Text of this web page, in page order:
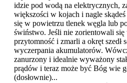
idzie pod wodą na elektrycznych,
większości w kojach i nagle skądeś
się w powietrzu tlenek węgla lub
świństwo. Jeśli nie zorientowali
przytomność i zmarli a okręt szedł
wyczerpania akumulatorów.
zanurzony i idealnie wyważony
prądów i teraz może być Bóg wie
(dosłownie)...